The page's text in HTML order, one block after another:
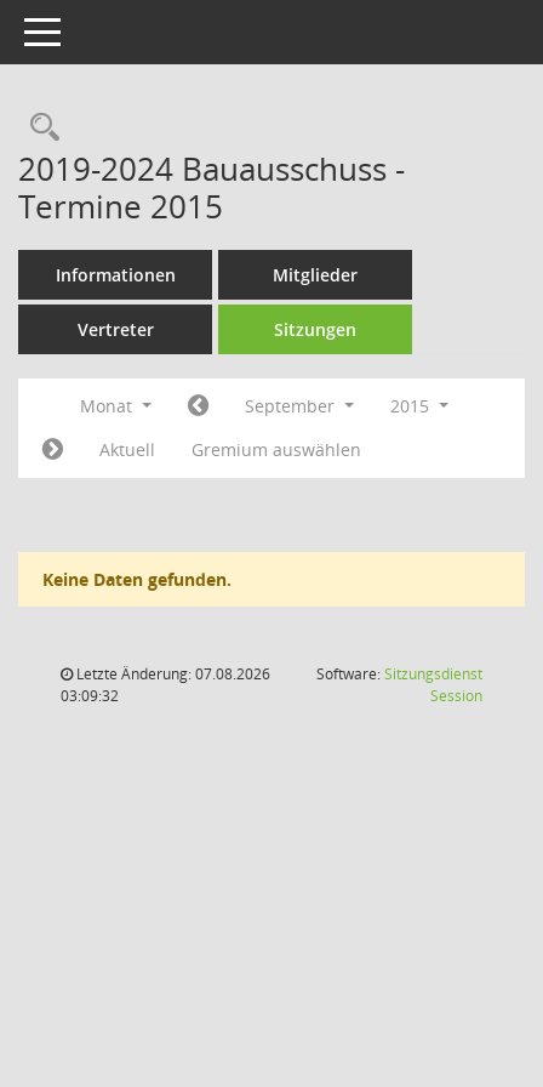
Toggle navigation
Rechercheauswahl
2019-2024 Bauausschuss -
Termine 2015
Informationen Mitglieder
Vertreter Sitzungen
Monat September
2015
Aktuell
Gremium auswählen
Keine Daten gefunden.
Letzte Änderung: 07.08.2026
03:09:32
Software:Sitzungsdienst
Session(Wird in